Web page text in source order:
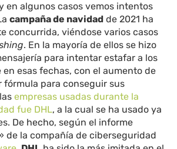
en algunos casos vemos intentos
campaña de navidad de 2021 ha
concurrida, viéndose varios casos
. En la mayoría de ellos se hizo
para intentar estafar a los
en esas fechas, con el aumento de
fórmula para conseguir sus
empresas usadas durante la
fue DHL, a la cual se ha usado ya
De hecho, según el informe
de la compañía de ciberseguridad